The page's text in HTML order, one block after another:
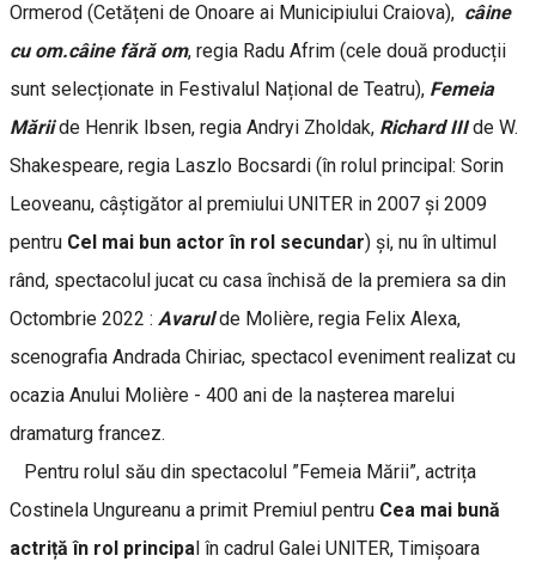
Ormerod (Cetățeni de Onoare ai Municipiului Craiova), câine
cu om.câine fără om, regia Radu Afrim (cele două producții
sunt selecționate in Festivalul Național de Teatru), Femeia
Măriide Henrik Ibsen, regia Andryi Zholdak, Richard IIIde W.
Shakespeare, regia Laszlo Bocsardi (în rolul principal: Sorin
Leoveanu, câștigător al premiului UNITER in 2007 și 2009
pentru Cel mai bun actor în rol secundar) și, nu în ultimul
rând, spectacolul jucat cu casa închisă de la premiera sa din
Octombrie 2022 : Avarulde Molière, regia Felix Alexa,
scenografia Andrada Chiriac, spectacol eveniment realizat cu
ocazia Anului Molière - 400 ani de la nașterea marelui
dramaturg francez.
Pentru rolul său din spectacolul ”Femeia Mării”, actrița
Costinela Ungureanu a primit Premiul pentru Cea mai bună
actriță în rol principa l în cadrul Galei UNITER, Timișoara